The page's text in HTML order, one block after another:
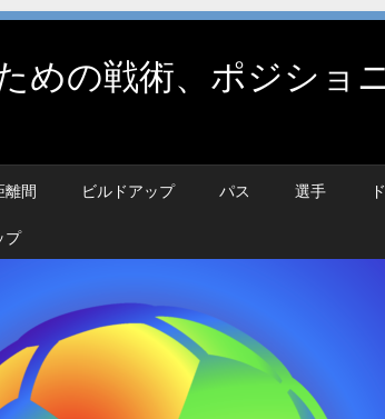
めの戦術、ポジショ
離間 ビルドアップ パス 選手
プ